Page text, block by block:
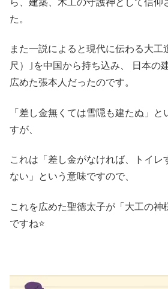
ら、建築、木工の守護神として信仰
た。
また一説によると現代に伝わる大工
尺）｣を中国から持ち込み、 日本の
広めた張本人だったのです。
「差し金無くては雪隠も建たぬ」と
すが、
これは「差し金がなければ、トイレ
ない」という意味ですので、
これを広めた聖徳太子が「大工の神
ですね⭐